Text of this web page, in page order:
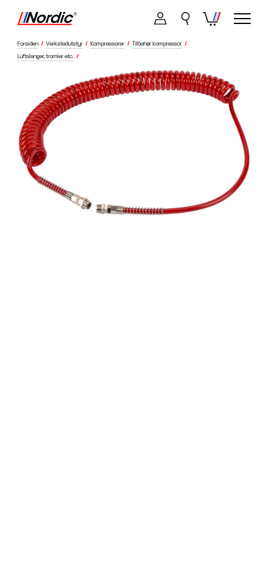
Forsiden / Verkstedutstyr / Kompressorer / Tilbehør kompressor /
Luftslanger, tromler etc. /